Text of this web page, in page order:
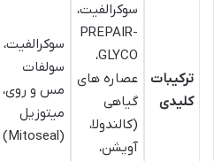
ترکیبات
کلیدی
سوکرالفیت،
PREPAIR-
GLYCO،
عصاره های
گیاهی
(کالندولا،
آویشن،
سوکرالفیت،
سولفات
مس و روی،
میتوزیل
(Mitoseal)